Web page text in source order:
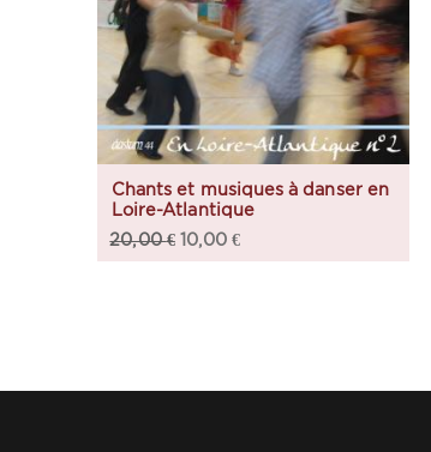
Chants et musiques à danser en
Loire-Atlantique
20,00€ 10,00€